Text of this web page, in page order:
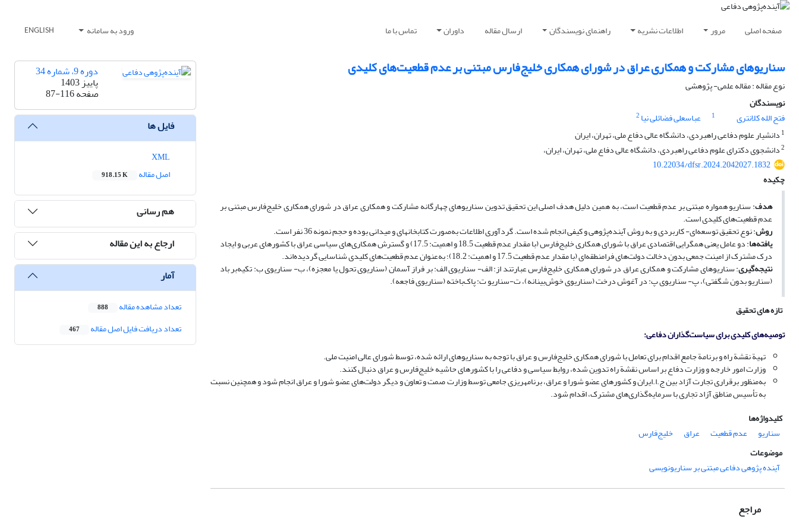
صفحه اصلی مرور اطلاعات نشریه راهنمای نویسندگان ارسال مقاله داوران تماس با ما ورود به سامانه ENGLISH
سناریوهای مشارکت و همکاری عراق در شورای همکاری خلیج‌فارس مبتنی بر عدم قطعیت‌های کلیدی
نوع مقاله : مقاله علمی- پژوهشی
نویسندگان
فتح الله کلانتری
1 عباسعلی فضائلی نیا 2
1 دانشیار علوم دفاعی راهبردی، دانشگاه عالی دفاع ملی، تهران، ایران
2دانشجوی دکترای علوم دفاعی راهبردی، دانشگاه عالی دفاع ملی، تهران، ایران،
10.22034/dfsr.2024.2042027.1832
چکیده
هدف: سناریو همواره مبتنی بر عدم قطعیت است، به همین دلیل هدف اصلی این تحقیق تدوین سناریوهای چهارگانه مشارکت و همکاری عراق در شورای همکاری خلیج‌فارس مبتنی بر
عدم قطعیت‌های کلیدی است.
روش: نوع تحقیق توسعه‌ای- کاربردی و به روش آینده‌پژوهی و کیفی انجام شده است. گردآوری اطلاعات به‌صورت کتابخانهای و میدانی بوده و حجم نمونه 36 نفر است.
یافته‌ها : دو عامل یعنی همگرایی اقتصادی عراق با شورای همکاری خلیج‌فارس (با مقدار عدم قطعیت 18.5 و اهمیت: 17.5) و گسترش همکاری‌های سیاسی عراق با کشورهای عربی و ایجاد
درک مشترک از امینت جمعی بدون دخالت دولت‌های فرامنطقه‌ای (با مقدار عدم قطعیت 17.5 و اهمیت: 18.2)؛ به‌عنوان عدم قطعیت‌های کلیدی شناسایی گردیده‌اند.
نتیجه‌گیری: سناریوهای مشارکت و همکاری عراق در شورای همکاری خلیج‌فارس عبارتند از: الف- سناریوی الف: بر فراز آسمان (سناریوی تحول یا معجزه)، ب- سناریوی ب: تکیه‌بر باد
(سناریو بدون شگفتی)، پ- سناریوی پ: در آغوش درخت (سناریوی خوش‌بینانه)، ت-سناریو ت: پاک‌باخته (سناریوی فاجعه).
تازه های تحقیق
توصیه‌های کلیدی برای سیاست‌گذاران دفاعی:
تهیة نقشة راه و برنامة جامع اقدام برای تعامل با شورای همکاری خلیج‌فارس و عراق با توجه به سناریوهای ارائه شده، توسط شورای عالی امنیت ملی.
وزارت امور خارجه و وزارت دفاع بر اساس نقشة راه تدوین شده، روابط سیاسی و دفاعی را با کشورهای حاشیه خلیج‌فارس و عراق دنبال کنند.
به‌منظور برقرارى تجارت آزاد بین ج.ا.ایران و کشورهای عضو شورا و عراق، برنامه­ریزى جامعی توسط وزارت صمت و تعاون و دیگر دولت‌های عضو شورا و عراق انجام شود و همچنین نسبت
به تأسیس مناطق آزاد تجارى با سرمایه‌گذاری‌های مشترک، اقدام شود.
کلیدواژه‌ها
سناریو
عدم قطعیت عراق
خلیج‌فارس
موضوعات
آینده پژوهی دفاعی مبتنی بر سناریونویسی
مراجع
دوره 9، شماره 34
پاییز 1403
صفحه87-116
فایل ها
اصل مقاله
918.15 K
هم رسانی
ارجاع به این مقاله
آمار
تعداد مشاهده مقاله 888
تعداد دریافت فایل اصل مقاله 467